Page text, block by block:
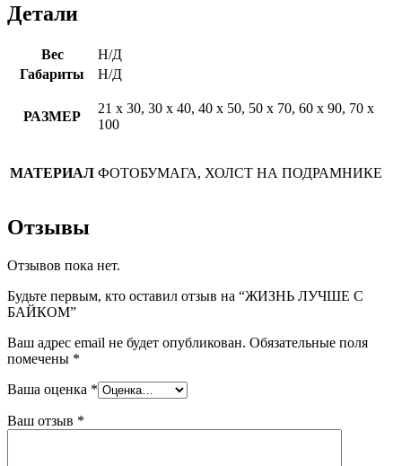
Детали
Вес
Н/Д
Габариты
Н/Д
РАЗМЕР
21 х 30, 30 х 40, 40 х 50, 50 х 70, 60 х 90, 70 х
100
МАТЕРИАЛ ФОТОБУМАГА, ХОЛСТ НА ПОДРАМНИКЕ
Отзывы
Отзывов пока нет.
Будьте первым, кто оставил отзыв на “ЖИЗНЬ ЛУЧШЕ С
БАЙКОМ”
Ваш адрес email не будет опубликован. Обязательные поля
помечены *
Ваша оценка *
Ваш отзыв *